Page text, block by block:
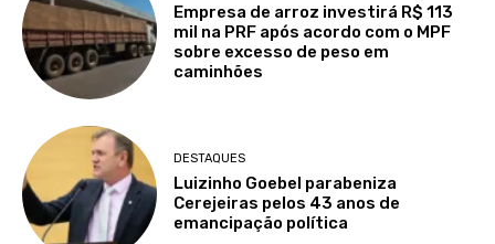
Empresa de arroz investirá R$ 113
mil na PRF após acordo com o MPF
sobre excesso de peso em
caminhões
DESTAQUES
Luizinho Goebel parabeniza
Cerejeiras pelos 43 anos de
emancipação política